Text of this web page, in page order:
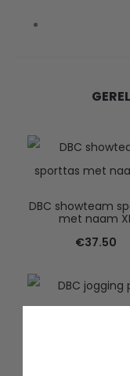
DBC showteam
met naam
€37.50